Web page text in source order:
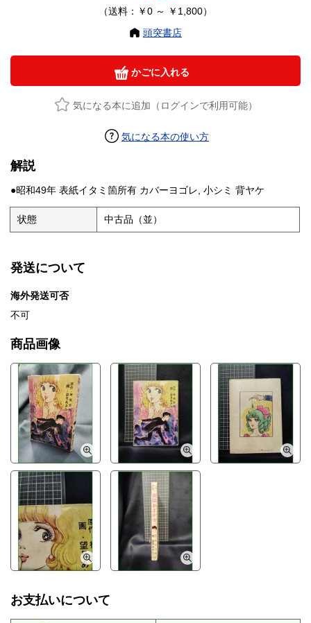
（送料：￥0 ～ ￥1,800）
頭突書店
かごに入れる
気になる本に追加（ログインで利用可能）
気になる本の使い方
解説
●昭和49年 表紙イタミ箇所有 カバーヨゴレ, 小シミ 背ヤケ
状態 中古品（並）
発送について
海外発送可否
不可
商品画像
お支払いについて